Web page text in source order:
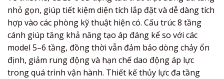
nhỏ gọn, giúp tiết kiệm diện tích lắp đặt và dễ dàng tích
hợp vào các phòng kỹ thuật hiện có. Cấu trúc 8 tầng
cánh giúp tăng khả năng tạo áp đáng kể so với các
model 5–6 tầng, đồng thời vẫn đảm bảo dòng chảy ổn
định, giảm rung động và hạn chế dao động áp lực
trong quá trình vận hành. Thiết kế thủy lực đa tầng